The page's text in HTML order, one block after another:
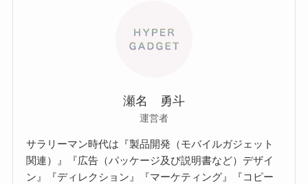
瀬名 勇斗
運営者
サラリーマン時代は『製品開発（モバイルガジェット
関連）』『広告（パッケージ及び説明書など）デザイ
ン』『ディレクション』『マーケティング』『コピー